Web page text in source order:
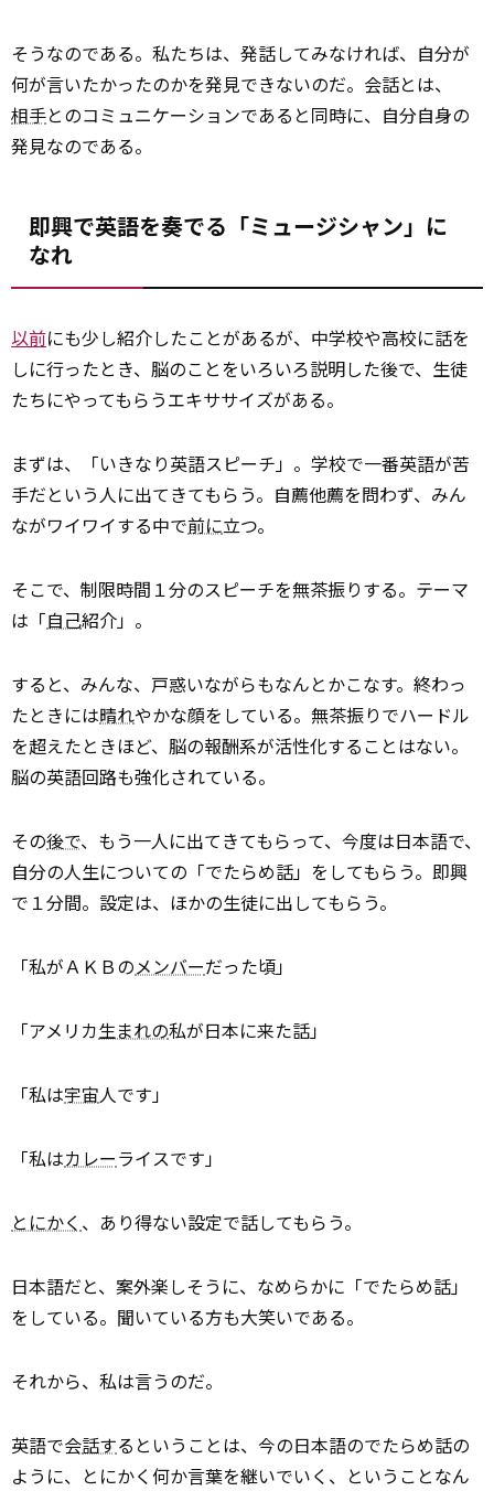
そうなのである。私たちは、発話してみなければ、自分が
何が言いたかったのかを発見できないのだ。会話とは、
相手とのコミュニケーションであると同時に、自分自身の
発見なのである。
即興で英語を奏でる「ミュージシャン」に
なれ
以前にも少し紹介したことがあるが、中学校や高校に話を
しに行ったとき、脳のことをいろいろ説明した後で、生徒
たちにやってもらうエキササイズがある。
まずは、「いきなり英語スピーチ」。学校で一番英語が苦
手だという人に出てきてもらう。自薦他薦を問わず、みん
ながワイワイする中で前に立つ。
そこで、制限時間１分のスピーチを無茶振りする。テーマ
は「自己紹介」。
すると、みんな、戸惑いながらもなんとかこなす。終わっ
たときには晴れやかな顔をしている。無茶振りでハードル
を超えたときほど、脳の報酬系が活性化することはない。
脳の英語回路も強化されている。
その後で、もう一人に出てきてもらって、今度は日本語で、
自分の人生についての「でたらめ話」をしてもらう。即興
で１分間。設定は、ほかの生徒に出してもらう。
「私がＡＫＢのメンバーだった頃」
「アメリカ生まれの私が日本に来た話」
「私は宇宙人です」
「私はカレーライスです」
とにかく 、あり得ない設定で話してもらう。
日本語だと、案外楽しそうに、なめらかに「でたらめ話」
をしている。聞いている方も大笑いである。
それから、私は言うのだ。
英語で会話するということは、今の日本語のでたらめ話の
ように、とにかく何か言葉を継いでいく、ということなん